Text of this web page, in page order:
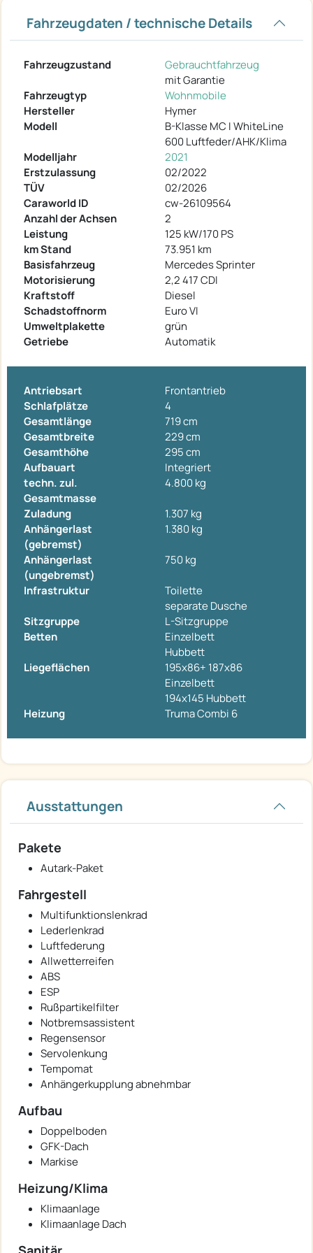
Fahrzeugdaten / technische Details
Fahrzeugzustand
Gebrauchtfahrzeug
mit Garantie
Fahrzeugtyp
Wohnmobile
Hersteller
Hymer
Modell
B-Klasse MC I WhiteLine
600 Luftfeder/AHK/Klima
Modelljahr
2021
Erstzulassung
02/2022
TÜV
02/2026
Caraworld ID
cw-26109564
Anzahl der Achsen
2
Leistung
125 kW/170 PS
km Stand
73.951 km
Basisfahrzeug
Mercedes Sprinter
Motorisierung
2,2 417 CDI
Kraftstoff
Diesel
Schadstoffnorm
Euro VI
Umweltplakette
grün
Getriebe
Automatik
Antriebsart
Frontantrieb
Schlafplätze
4
Gesamtlänge
719 cm
Gesamtbreite
229 cm
Gesamthöhe
295 cm
Aufbauart
Integriert
techn. zul.
Gesamtmasse
4.800 kg
Zuladung
1.307 kg
Anhängerlast
(gebremst)
1.380 kg
Anhängerlast
(ungebremst)
750 kg
Infrastruktur
Toilette
separate Dusche
Sitzgruppe
L-Sitzgruppe
Betten
Einzelbett
Hubbett
Liegeflächen
195x86+ 187x86
Einzelbett
194x145 Hubbett
Heizung
Truma Combi 6
Ausstattungen
Pakete
Autark-Paket
Fahrgestell
Multifunktionslenkrad
Lederlenkrad
Luftfederung
Allwetterreifen
ABS
ESP
Rußpartikelfilter
Notbremsassistent
Regensensor
Servolenkung
Tempomat
Anhängerkupplung abnehmbar
Aufbau
Doppelboden
GFK-Dach
Markise
Heizung/Klima
Klimaanlage
Klimaanlage Dach